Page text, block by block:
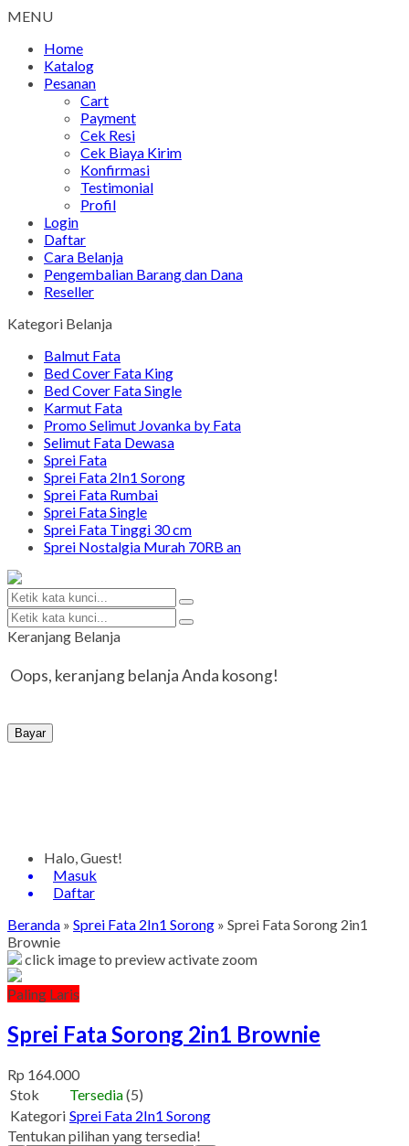
MENU
Home
Katalog
Pesanan
Cart
Payment
Cek Resi
Cek Biaya Kirim
Konfirmasi
Testimonial
Profil
Login
Daftar
Cara Belanja
Pengembalian Barang dan Dana
Reseller
Kategori Belanja
Balmut Fata
Bed Cover Fata King
Bed Cover Fata Single
Karmut Fata
Promo Selimut Jovanka by Fata
Selimut Fata Dewasa
Sprei Fata
Sprei Fata 2In1 Sorong
Sprei Fata Rumbai
Sprei Fata Single
Sprei Fata Tinggi 30 cm
Sprei Nostalgia Murah 70RB an
Keranjang Belanja
Oops, keranjang belanja Anda kosong!
Bayar
Halo, Guest!
Masuk
Daftar
Beranda » Sprei Fata 2In1 Sorong » Sprei Fata Sorong 2in1
Brownie
click image to previewactivate zoom
Paling Laris
Sprei Fata Sorong 2in1 Brownie
Rp 164.000
Stok
Tersedia(5)
Kategori Sprei Fata 2In1 Sorong
Tentukan pilihan yang tersedia!